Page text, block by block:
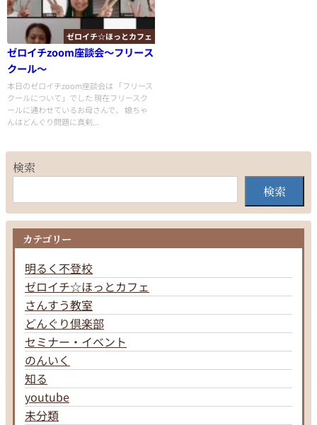
ゼロイチ☆ほっとカフェ
ゼロイチzoom座談会〜フリース
クール〜
本日のゼロイチzoom座談会は 「フリース
クールについて」でした 現在フリースク
ールに通わせているお母さんで、 娘ちゃ
んはどんぐり問題に真剣...
検索
検索
カテゴリー
明るく不登校
ゼロイチ☆ほっとカフェ
さんすう教室
どんぐり倶楽部
セミナー・イベント
のんいく
知る
youtube
未分類